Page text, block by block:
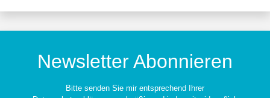
Newsletter Abonnieren
Bitte senden Sie mir entsprechend Ihrer